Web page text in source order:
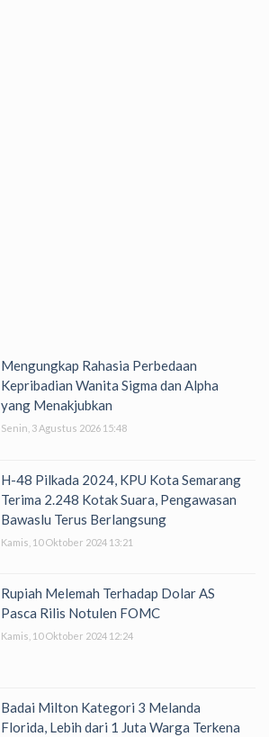
Mengungkap Rahasia Perbedaan
Kepribadian Wanita Sigma dan Alpha
yang Menakjubkan
Senin, 3 Agustus 2026 15:48
H-48 Pilkada 2024, KPU Kota Semarang
Terima 2.248 Kotak Suara, Pengawasan
Bawaslu Terus Berlangsung
Kamis, 10 Oktober 2024 13:21
Rupiah Melemah Terhadap Dolar AS
Pasca Rilis Notulen FOMC
Kamis, 10 Oktober 2024 12:24
Badai Milton Kategori 3 Melanda
Florida, Lebih dari 1 Juta Warga Terkena